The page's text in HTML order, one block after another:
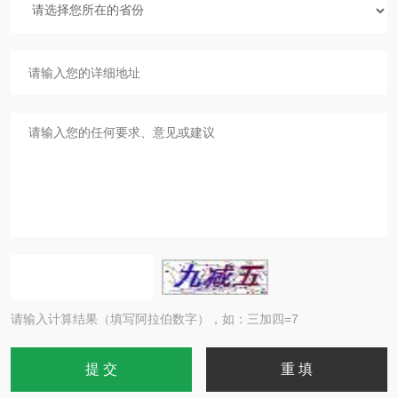
请输入计算结果（填写阿拉伯数字），如：三加四=7